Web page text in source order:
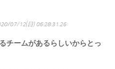
07/12(日) 06:28:31.26
チームがあるらしいからとっ